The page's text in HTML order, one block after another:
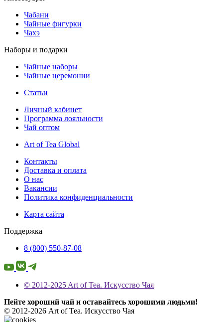
Чабани
Чайные фигурки
Чахэ
Наборы и подарки
Чайные наборы
Чайные церемонии
Статьи
Личный кабинет
Программа лояльности
Чай оптом
Art of Tea Global
Контакты
Доставка и оплата
О нас
Вакансии
Политика конфиденциальности
Карта сайта
Поддержка
8 (800) 550-87-08
© 2012-2025 Art of Tea. Искусство Чая
Пейте хороший чай и оставайтесь хорошими людьми!
© 2012-2026 Art of Tea. Искусство Чая